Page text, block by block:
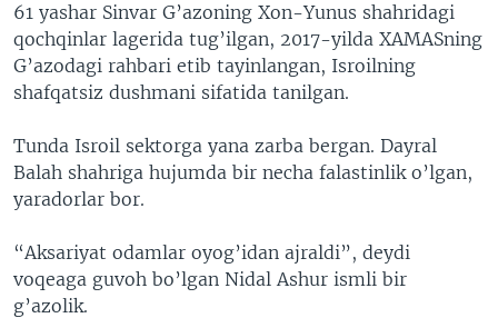
61 yashar Sinvar G’azoning Xon-Yunus shahridagi
qochqinlar lagerida tug’ilgan, 2017-yilda XAMASning
G’azodagi rahbari etib tayinlangan, Isroilning
shafqatsiz dushmani sifatida tanilgan.
Tunda Isroil sektorga yana zarba bergan. Dayral
Balah shahriga hujumda bir necha falastinlik o’lgan,
yaradorlar bor.
“Aksariyat odamlar oyog’idan ajraldi”, deydi
voqeaga guvoh bo’lgan Nidal Ashur ismli bir
g’azolik.